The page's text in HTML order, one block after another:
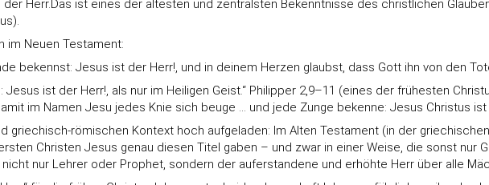
Herr.Das ist eines der ältesten und zentralsten Bekenntnisse des christlichen
im Neuen Testament:
bekennst: Jesus ist der Herr!, und in deinem Herzen glaubst, dass Gott ihn von den
Jesus ist der Herr!, als nur im Heiligen Geist.“ Philipper 2,9–11 (eines der frühesten
im Namen Jesu jedes Knie sich beuge … und jede Zunge bekenne: Jesus Christus ist
griechisch-römischen Kontext hoch aufgeladen: Im Alten Testament (in der
Christen Jesus genau diesen Titel gaben – und zwar in einer Weise, die sonst
nur Lehrer oder Prophet, sondern der auferstandene und erhöhte Herr über alle